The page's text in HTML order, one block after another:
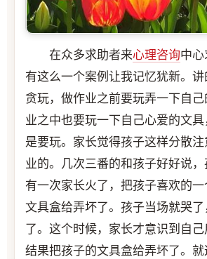
在众多求助者来心理咨询中心
有这么一个案例让我记忆犹新。
贪玩，做作业之前要玩弄一下自
业之中也要玩一下自己心爱的文
是要玩。家长觉得孩子这样分散
业的。几次三番的和孩子好好说，
有一次家长火了，把孩子喜欢的
文具盒给弄坏了。孩子当场就哭
了。这个时候，家长才意识到自己
结果把孩子的文具盒给弄坏了。